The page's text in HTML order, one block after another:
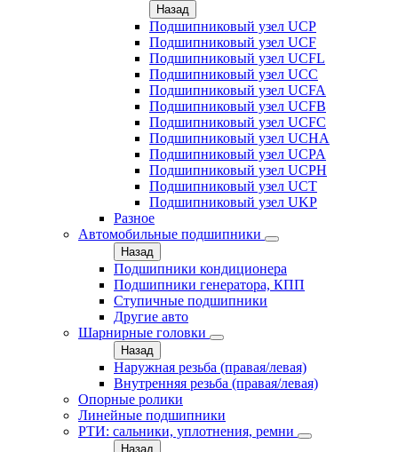
Назад
Подшипниковый узел UCP
Подшипниковый узел UCF
Подшипниковый узел UCFL
Подшипниковый узел UCC
Подшипниковый узел UCFA
Подшипниковый узел UCFB
Подшипниковый узел UCFC
Подшипниковый узел UCHA
Подшипниковый узел UCPA
Подшипниковый узел UCPH
Подшипниковый узел UCT
Подшипниковый узел UKP
Разное
Автомобильные подшипники
Назад
Подшипники кондиционера
Подшипники генератора, КПП
Ступичные подшипники
Другие авто
Шарнирные головки
Назад
Наружная резьба (правая/левая)
Внутренняя резьба (правая/левая)
Опорные ролики
Линейные подшипники
РТИ: сальники, уплотнения, ремни
Назад